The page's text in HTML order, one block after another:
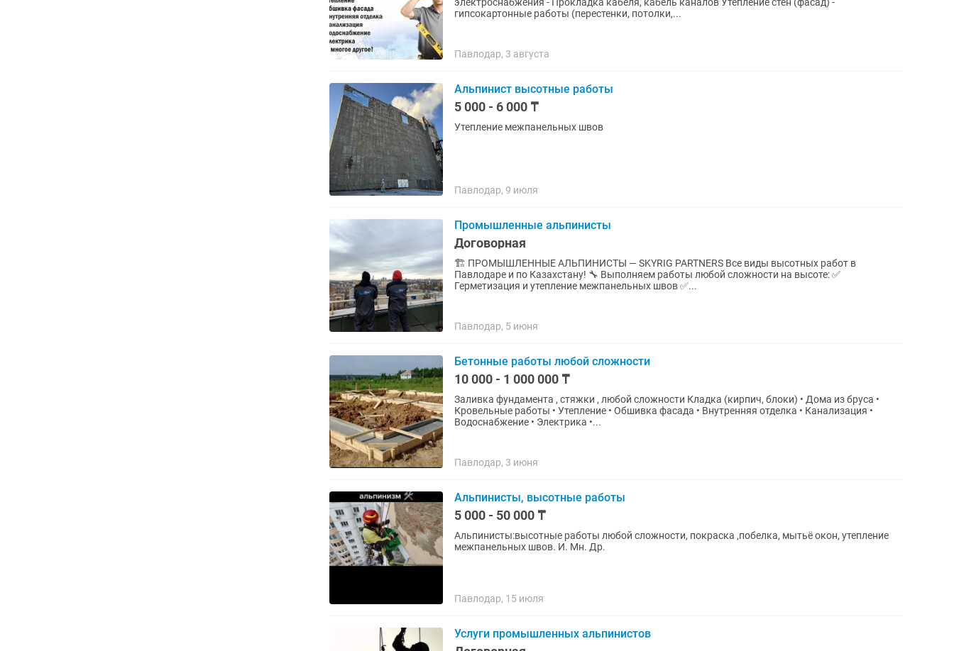
гипсокартонные работы (перестенки, потолки,...
Павлодар, 3 августа
Альпинист высотные работы
5 000 - 6 000 ₸
Утепление межпанельных швов
Павлодар, 9 июля
Промышленные альпинисты
Договорная
🏗️ ПРОМЫШЛЕННЫЕ АЛЬПИНИСТЫ — SKYRIG PARTNERS Все виды высотных работ в
Павлодаре и по Казахстану! 🔧 Выполняем работы любой сложности на высоте: ✅
Герметизация и утепление межпанельных швов ✅...
Павлодар, 5 июня
Бетонные работы любой сложности
10 000 - 1 000 000 ₸
Заливка фундамента , стяжки , любой сложности Кладка (кирпич, блоки) • Дома из бруса •
Кровельные работы • Утепление • Обшивка фасада • Внутренняя отделка • Канализация •
Водоснабжение • Электрика •...
Павлодар, 3 июня
Альпинисты, высотные работы
5 000 - 50 000 ₸
Альпинисты:высотные работы любой сложности, покраска ,побелка, мытьё окон, утепление
межпанельных швов. И. Мн. Др.
Павлодар, 15 июля
Услуги промышленных альпинистов